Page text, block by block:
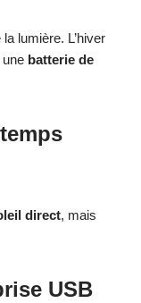
lumière. L’hiver
batterie de
direct, mais
USB